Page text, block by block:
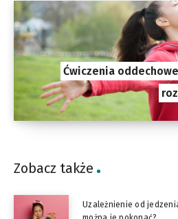
Ćwiczenia
Zobacz także
Uzależnienie od